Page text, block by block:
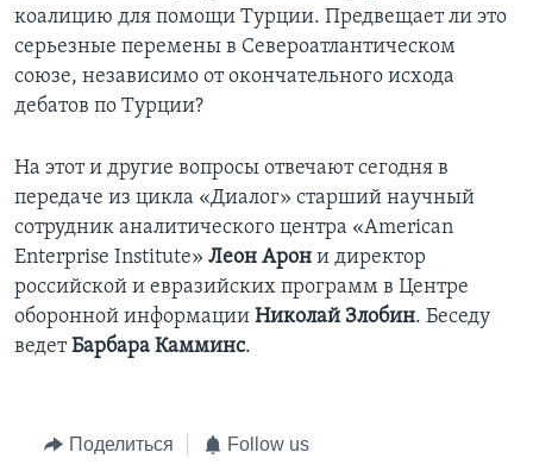
СОЦИАЛЬНЫЕ СЕТИ
коалицию для помощи Турции. Предвещает ли это
серьезные перемены в Североатлантическом
союзе, независимо от окончательного исхода
дебатов по Турции?
На этот и другие вопросы отвечают сегодня в
передаче из цикла «Диалог» старший научный
сотрудник аналитического центра «American
Enterprise Institute» Леон Арон и директор
российской и евразийских программ в Центре
оборонной информации Николай Злобин. Беседу
ведетБарбара Камминс.
Поделиться Follow us